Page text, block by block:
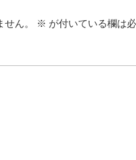
ん。 ※ が付いている欄は